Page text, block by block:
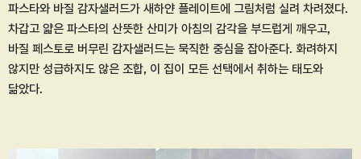
파스타와 바질 감자샐러드가 새하얀 플레이트에 그림처럼 실려 차려졌다.
차갑고 얇은 파스타의 산뜻한 산미가 아침의 감각을 부드럽게 깨우고,
바질 페스토로 버무린 감자샐러드는 묵직한 중심을 잡아준다. 화려하지
않지만 성급하지도 않은 조합, 이 집이 모든 선택에서 취하는 태도와
닮았다.